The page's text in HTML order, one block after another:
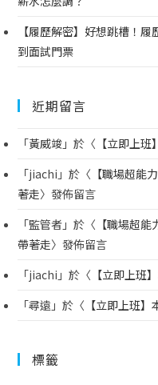
【履歷解密】好想跳槽！
到面試門票
近期留言
「黃威竣 」於〈 【立即上
「jiachi 」於〈 【職場超能
著走〉發佈留言
「監管者 」於〈 【職場超
帶著走〉發佈留言
「jiachi 」於〈 【立即上班
「尋遠 」於〈 【立即上班
標籤